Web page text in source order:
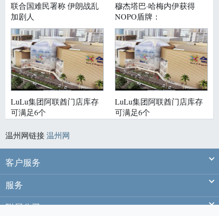
联合国难民署称 伊朗战乱
加剧人
穆杰塔巴·哈梅内伊获得
NOPO盾牌：
LuLu集团阿联酋门店库存
可满足6个
LuLu集团阿联酋门店库存
可满足6个
温州网链接温州网
客户服务
服务
附属公司